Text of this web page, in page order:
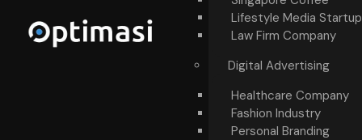
Lifestyle Media Startup
Law Firm Company
Digital Advertising
Healthcare Company
Fashion Industry
Personal Branding